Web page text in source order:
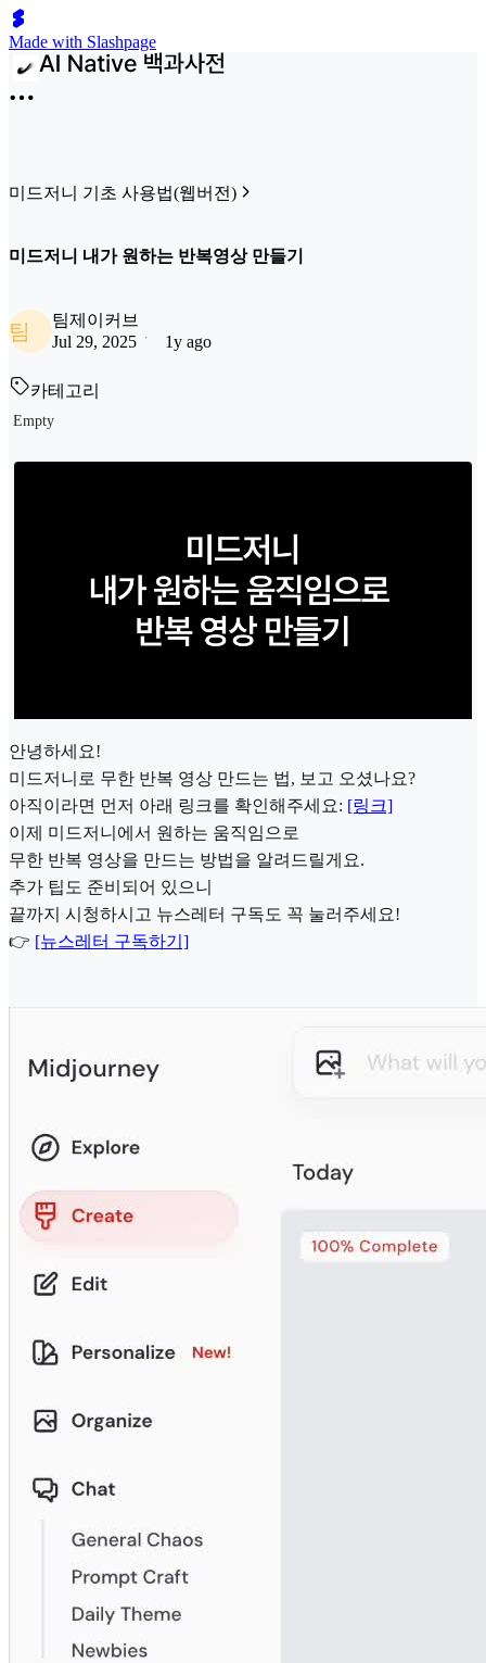
Made with Slashpage
미드저니 기초 사용법(웹버전)
미드저니 내가 원하는 반복영상 만들기
팀
팀제이커브
Jul 29, 2025
1y ago
카테고리
Empty
안녕하세요!
미드저니로 무한 반복 영상 만드는 법, 보고 오셨나요?
아직이라면 먼저 아래 링크를 확인해주세요: [링크]
이제 미드저니에서 원하는 움직임으로
무한 반복 영상을 만드는 방법을 알려드릴게요.
추가 팁도 준비되어 있으니
끝까지 시청하시고 뉴스레터 구독도 꼭 눌러주세요!
👉 [뉴스레터 구독하기]